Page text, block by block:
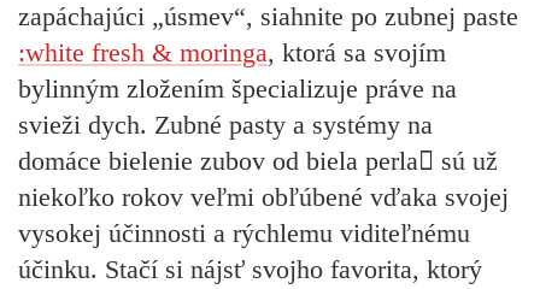
zapáchajúci „úsmev“, siahnite po zubnej paste
:white fresh & moringa, ktorá sa svojím
bylinným zložením špecializuje práve na
svieži dych. Zubné pasty a systémy na
domáce bielenie zubov od biela perla sú už
niekoľko rokov veľmi obľúbené vďaka svojej
vysokej účinnosti a rýchlemu viditeľnému
účinku. Stačí si nájsť svojho favorita, ktorý